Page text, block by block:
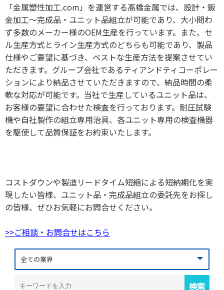
「金属塑性加工.com」を運営する髙橋金属では、設計・鈑
金加工～完成品・ユニット品組立が可能であり、大小問わ
ず多数のメーカー様のOEM生産を行っています。また、セ
ル生産方式とライン生産方式のどちらも可能であり、製品
仕様やご要望に基づき、ベストな生産方法を提案させてい
ただきます。グループ会社であるティアンドティコーポレー
ションにより納品させていただきますので、納品時間の柔
軟な対応が可能です。当社で生産しているユニット品は、
お客様の要望に合わせた検査を行っております。耐圧試験
機や自社製作の組立専用治具、各ユニット専用の検査機器
を駆使して品質保証をお約束いたします。
コストダウンや製造リードタイム短縮による短納期化を実
現したい皆様、ユニット品・完成品組立の委託先をお探し
の皆様、ぜひお気軽にお問合せください。
>>ご相談・お問合せはこちら